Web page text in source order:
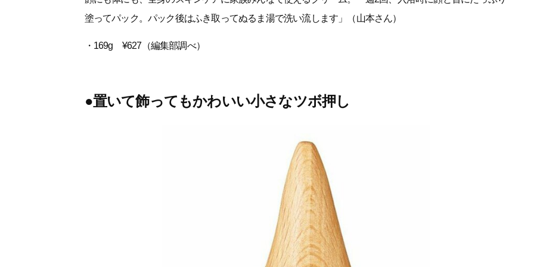
塗ってパック。パック後はふき取ってぬるま湯で洗い流します」（山本さん）
・169g ¥627（編集部調べ）
●置いて飾ってもかわいい小さなツボ押し